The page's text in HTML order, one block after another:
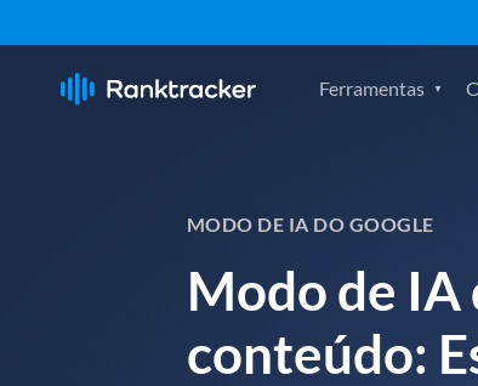
Ferramentas
MODO DE IA DO GOOGLE
Modo de IA
conteúdo: